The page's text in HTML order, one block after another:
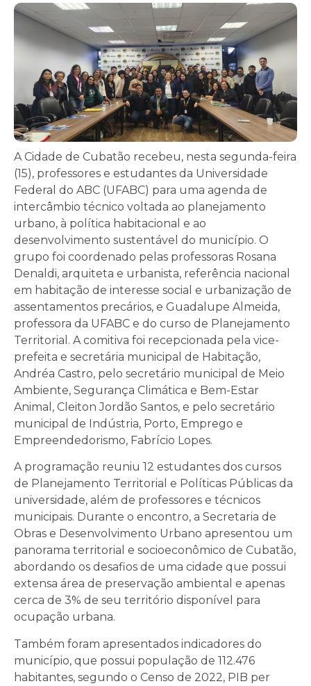
A Cidade de Cubatão recebeu, nesta segunda-feira
(15), professores e estudantes da Universidade
Federal do ABC (UFABC) para uma agenda de
intercâmbio técnico voltada ao planejamento
urbano, à política habitacional e ao
desenvolvimento sustentável do município. O
grupo foi coordenado pelas professoras Rosana
Denaldi, arquiteta e urbanista, referência nacional
em habitação de interesse social e urbanização de
assentamentos precários, e Guadalupe Almeida,
professora da UFABC e do curso de Planejamento
Territorial. A comitiva foi recepcionada pela vice-
prefeita e secretária municipal de Habitação,
Andréa Castro, pelo secretário municipal de Meio
Ambiente, Segurança Climática e Bem-Estar
Animal, Cleiton Jordão Santos, e pelo secretário
municipal de Indústria, Porto, Emprego e
Empreendedorismo, Fabrício Lopes.
A programação reuniu 12 estudantes dos cursos
de Planejamento Territorial e Políticas Públicas da
universidade, além de professores e técnicos
municipais. Durante o encontro, a Secretaria de
Obras e Desenvolvimento Urbano apresentou um
panorama territorial e socioeconômico de Cubatão,
abordando os desafios de uma cidade que possui
extensa área de preservação ambiental e apenas
cerca de 3% de seu território disponível para
ocupação urbana.
Também foram apresentados indicadores do
município, que possui população de 112.476
habitantes, segundo o Censo de 2022, PIB per